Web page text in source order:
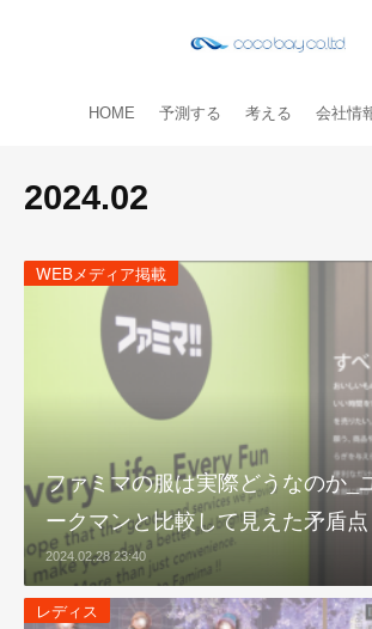
HOME 予測する 考える 会社情
2024.02
WEBメディア掲載
ファミマの服は実際どうなのか_
ークマンと比較して見えた矛盾点
2024.02.28 23:40
レディス